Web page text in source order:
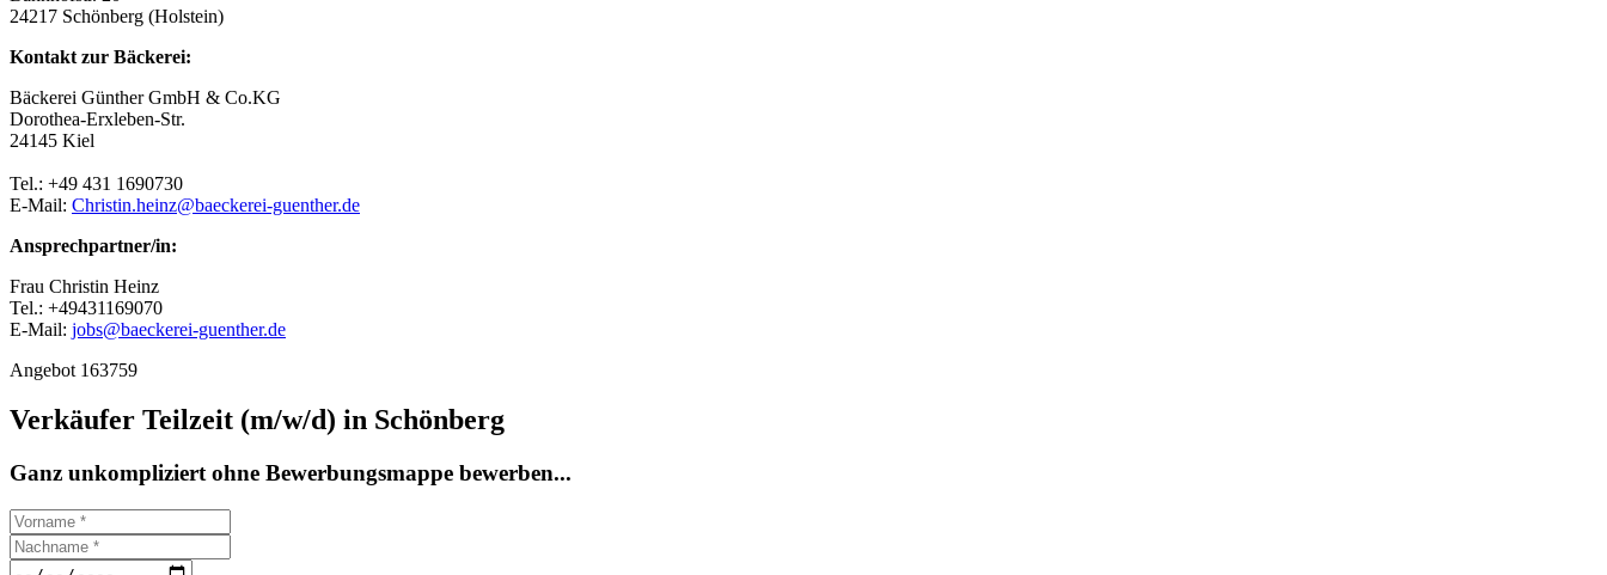
24217 Schönberg (Holstein)
Kontakt zur Bäckerei:
Bäckerei Günther GmbH & Co.KG
Dorothea-Erxleben-Str.
24145 Kiel
Tel.: +49 431 1690730
E-Mail: Christin.heinz@baeckerei-guenther.de
Ansprechpartner/in:
Frau Christin Heinz
Tel.: +49431169070
E-Mail: jobs@baeckerei-guenther.de
Angebot 163759
Verkäufer Teilzeit (m/w/d) in Schönberg
Ganz unkompliziert ohne Bewerbungsmappe bewerben...